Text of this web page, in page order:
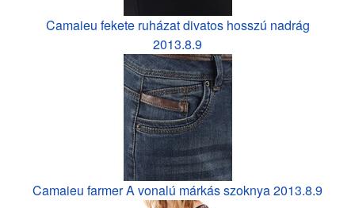
Camaieu fekete ruházat divatos hosszú nadrág
2013.8.9
Camaieu farmer A vonalú márkás szoknya 2013.8.9